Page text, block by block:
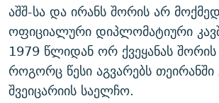
აშშ-სა და ირანს შორის არ
ოფიციალური დიპლომატიური
1979 წლიდან ორ ქვეყანას შორის
როგორც წესი აგვარებს
შვეიცარიის საელჩო.